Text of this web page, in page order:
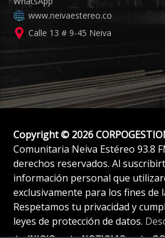
www.neivaestereo.co
Calle 13 # 9-45 Neiva
Copyright © 2026
Comunitaria Neiva Estéreo 93.8
derechos reservados. Al
información personal que
exclusivamente para los fines de
Respetamos tu privacidad y
leyes de protección de datos.